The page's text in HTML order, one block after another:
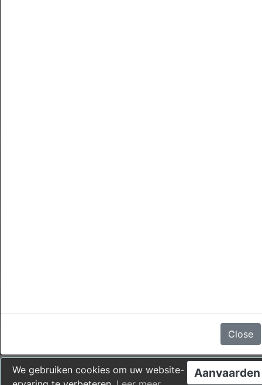
Close
Aanvaarden
We gebruiken cookies om uw website-